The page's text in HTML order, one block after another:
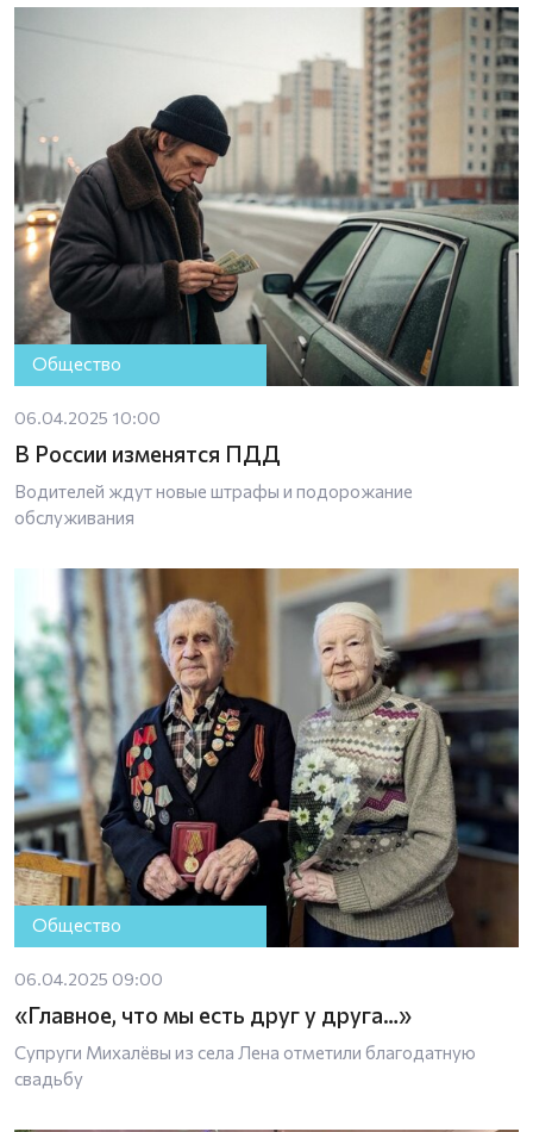
Общество
06.04.2025 10:00
В России изменятся ПДД
Водителей ждут новые штрафы и подорожание
обслуживания
Общество
06.04.2025 09:00
«Главное, что мы есть друг у друга…»
Супруги Михалёвы из села Лена отметили благодатную
свадьбу